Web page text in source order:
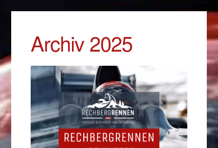
Medien
Nachhaltigkeit
Archiv
Kontakt
Archiv 2025